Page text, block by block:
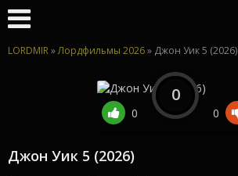
LORDMIR»Лордфильмы 2026» Джон Уик 5 (2026)
Джон Уик 5 (2026)
0
0
0